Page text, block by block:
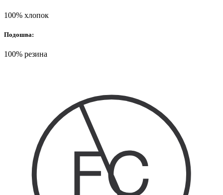
100% хлопок
Подошва:
100% резина